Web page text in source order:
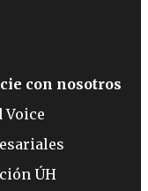
con nosotros
Voice
ÚH